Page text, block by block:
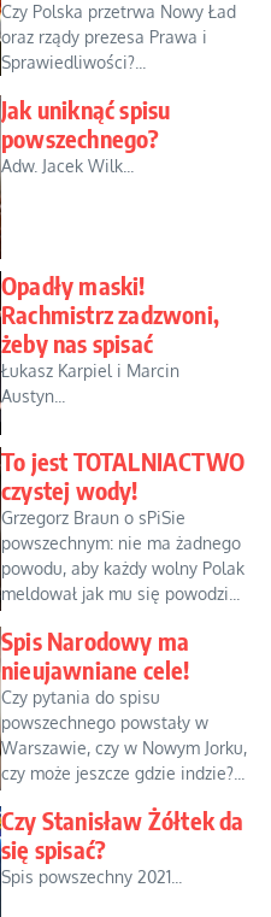
Czy Polska przetrwa Nowy Ład
oraz rządy prezesa Prawa i
Sprawiedliwości?...
Jak uniknąć spisu
powszechnego?
Adw. Jacek Wilk...
Opadły maski!
Rachmistrz zadzwoni,
żeby nas spisać
Łukasz Karpiel i Marcin
Austyn...
To jest TOTALNIACTWO
czystej wody!
Grzegorz Braun o sPiSie
powszechnym: nie ma żadnego
powodu, aby każdy wolny Polak
meldował jak mu się powodzi...
Spis Narodowy ma
nieujawniane cele!
Czy pytania do spisu
powszechnego powstały w
Warszawie, czy w Nowym Jorku,
czy może jeszcze gdzie indzie?...
Czy Stanisław Żółtek da
się spisać?
Spis powszechny 2021...